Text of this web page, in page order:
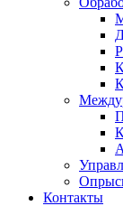
Контакты